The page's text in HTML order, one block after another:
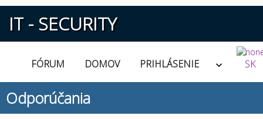
IT - SECURITY
FÓRUM DOMOV PRIHLÁSENIE SK
Odporúčania